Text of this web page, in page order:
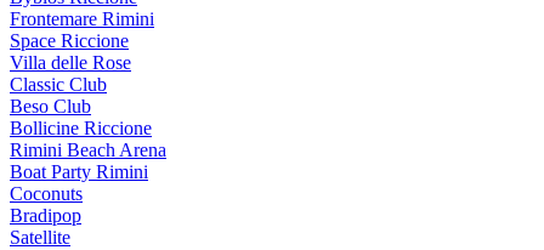
Frontemare Rimini
Space Riccione
Villa delle Rose
Classic Club
Beso Club
Bollicine Riccione
Rimini Beach Arena
Boat Party Rimini
Coconuts
Bradipop
Satellite